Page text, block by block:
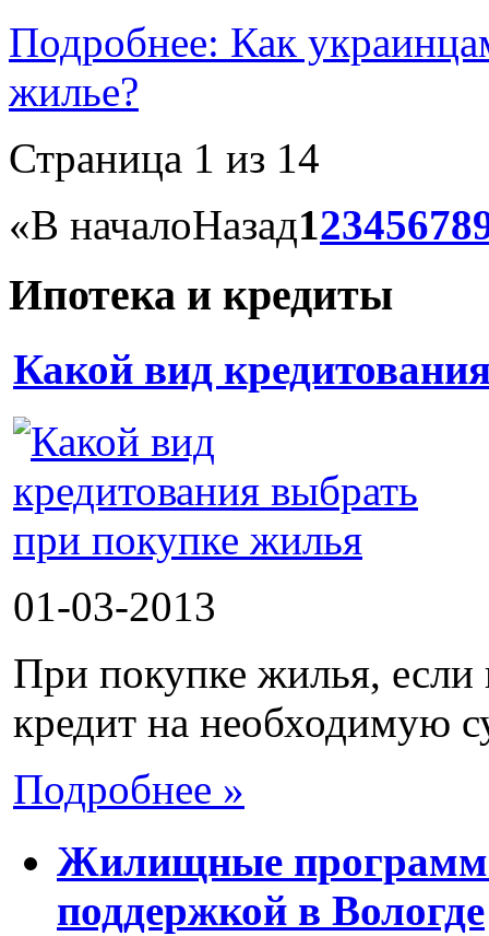
Подробнее: Как
жилье?
Страница 1 из 14
«В началоНазад12345678
Ипотека и кредиты
Какой вид
01-03-2013
При покупке жилья, если
кредит на необходимую
Подробнее »
Жилищные
поддержкой в Вологде